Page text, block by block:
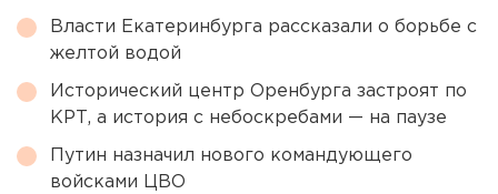
Власти Екатеринбурга рассказали о борьбе с
желтой водой
Исторический центр Оренбурга застроят по
КРТ, а история с небоскребами — на паузе
Путин назначил нового командующего
войсками ЦВО